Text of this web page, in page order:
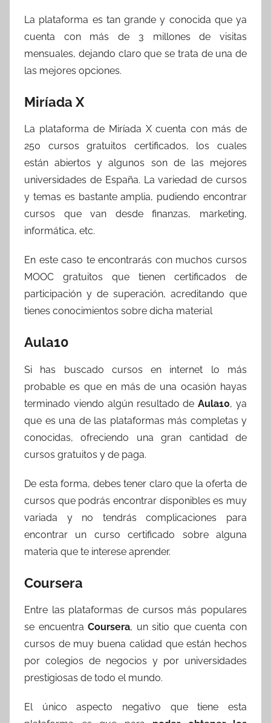
La plataforma es tan grande y conocida que ya
cuenta con más de 3 millones de visitas
mensuales, dejando claro que se trata de una de
las mejores opciones.
Miríada X
La plataforma de Miríada X cuenta con más de
250 cursos gratuitos certificados, los cuales
están abiertos y algunos son de las mejores
universidades de España. La variedad de cursos
y temas es bastante amplia, pudiendo encontrar
cursos que van desde finanzas, marketing,
informática, etc.
En este caso te encontrarás con muchos cursos
MOOC gratuitos que tienen certificados de
participación y de superación, acreditando que
tienes conocimientos sobre dicha material
Aula10
Si has buscado cursos en internet lo más
probable es que en más de una ocasión hayas
terminado viendo algún resultado deAula10, ya
que es una de las plataformas más completas y
conocidas, ofreciendo una gran cantidad de
cursos gratuitos y de paga.
De esta forma, debes tener claro que la oferta de
cursos que podrás encontrar disponibles es muy
variada y no tendrás complicaciones para
encontrar un curso certificado sobre alguna
materia que te interese aprender.
Coursera
Entre las plataformas de cursos más populares
se encuentraCoursera, un sitio que cuenta con
cursos de muy buena calidad que están hechos
por colegios de negocios y por universidades
prestigiosas de todo el mundo.
El único aspecto negativo que tiene esta